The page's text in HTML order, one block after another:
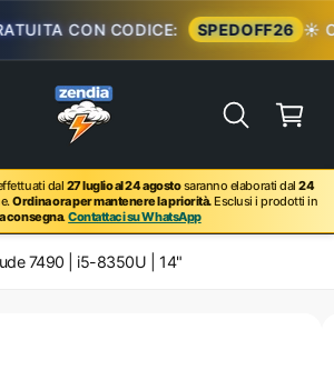
CON CODICE: SPEDOFF26 ☀️
Carrello
dal 27 luglio al 24 agostosaranno elaborati dal24
Ordina ora per mantenere la priorità.Esclusi i prodotti in
consegna.Contattaci su WhatsApp
7490 | i5-8350U | 14"